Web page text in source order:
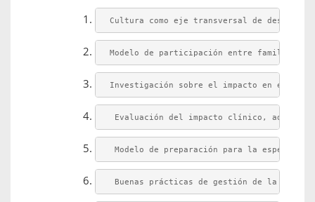
Cultura como eje transversal de
Modelo de participación entre familia y
Investigación sobre el impacto en el
Evaluación del impacto clínico,
Modelo de preparación para la
Buenas prácticas de gestión de la